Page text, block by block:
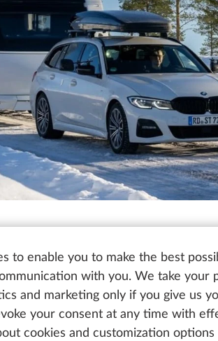
to enable you to make the best
with you. We take your
and marketing only if you give us
your consent at any time with
cookies and customization
En caravane par